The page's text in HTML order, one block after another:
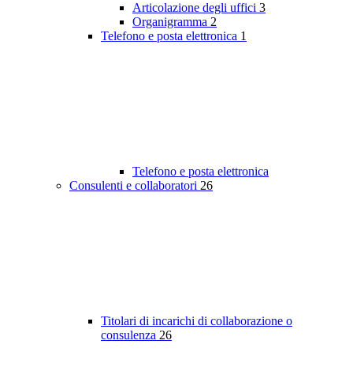
Articolazione degli uffici 3
Organigramma 2
Telefono e posta elettronica 1
Telefono e posta elettronica
Consulenti e collaboratori 26
Titolari di incarichi di collaborazione o
consulenza 26